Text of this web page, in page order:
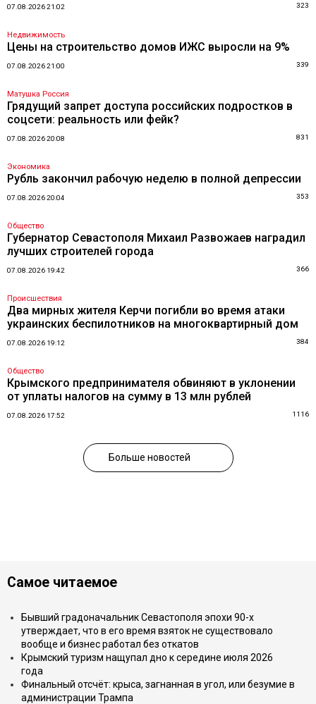
07.08.2026 21:02 323
Недвижимость
Цены на строительство домов ИЖС выросли на 9%
07.08.2026 21:00 339
Матушка Россия
Грядущий запрет доступа российских подростков в
соцсети: реальность или фейк?
07.08.2026 20:08 831
Экономика
Рубль закончил рабочую неделю в полной депрессии
07.08.2026 20:04 353
Общество
Губернатор Севастополя Михаил Развожаев наградил
лучших строителей города
07.08.2026 19:42 366
Происшествия
Два мирных жителя Керчи погибли во время атаки
украинских беспилотников на многоквартирный дом
07.08.2026 19:12 384
Общество
Крымского предпринимателя обвиняют в уклонении
от уплаты налогов на сумму в 13 млн рублей
07.08.2026 17:52 1116
Больше новостей
Самое читаемое
Бывший градоначальник Севастополя эпохи 90-х
утверждает, что в его время взяток не существовало
вообще и бизнес работал без откатов
Крымский туризм нащупал дно к середине июля 2026
года
Финальный отсчёт: крыса, загнанная в угол, или безумие в
администрации Трампа